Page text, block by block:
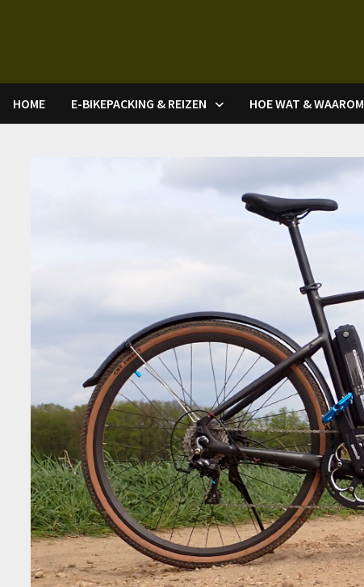
HOME E-BIKEPACKING & REIZEN HOE WAT & WAAROM